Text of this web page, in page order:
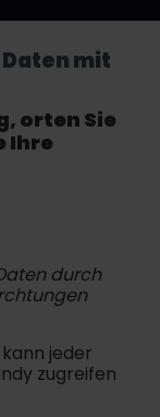
mit
orten Sie
Ihre
durch
jeder
zugreifen